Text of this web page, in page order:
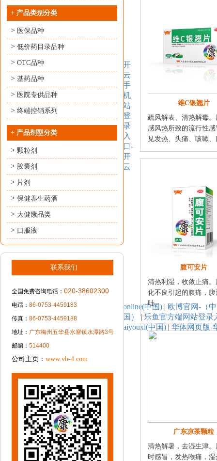
+ 产品类别分类
> 医保品种
> 低价药目录品种
> OTC品种
> 基药品种
> 医院专供品种
> 终端控销系列
+ 产品剂型分类
> 颗粒剂
> 胶囊剂
> 片剂
> 保健养生药酒
> 大健康品类
> 口服液
联系我们
全国免费咨询电话： 020-38602300
电话： 86-0753-4459183
传真： 86-0753-4459188
地址： 广东梅州五华县水寨镇水潭路3号
邮编： 514400
公司主页： www.vb-4.com
维C银翘片
疏风解表、清热解毒
感风热所致的流行性
见发热、头痛、咳嗽、
腹可安片
清热利湿，收敛止痛
化不良引起的腹痛，
吐。
广东凉茶颗粒
清热解暑，去湿生津
时感冒，发热喉痛，湿
开
云
手
机
站
登
录
入
口-
开
云
online(中国) | 欧博官网-（
国）
|乐鱼官方端网站登录
aiyouxi(中国) | 华体网页版-